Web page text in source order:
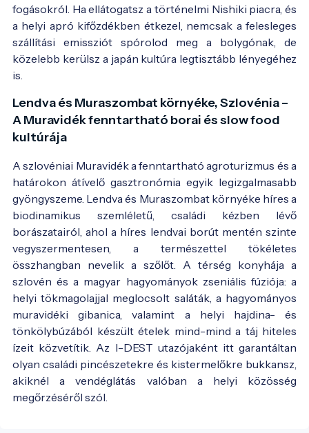
fogásokról. Ha ellátogatsz a történelmi Nishiki piacra, és
a helyi apró kifőzdékben étkezel, nemcsak a felesleges
szállítási emissziót spórolod meg a bolygónak, de
közelebb kerülsz a japán kultúra legtisztább lényegéhez
is.
Lendva és Muraszombat környéke, Szlovénia –
A Muravidék fenntartható borai és slow food
kultúrája
A szlovéniai Muravidék a fenntartható agroturizmus és a
határokon átívelő gasztronómia egyik legizgalmasabb
gyöngyszeme. Lendva és Muraszombat környéke híres a
biodinamikus szemléletű, családi kézben lévő
borászatairól, ahol a híres lendvai borút mentén szinte
vegyszermentesen, a természettel tökéletes
összhangban nevelik a szőlőt. A térség konyhája a
szlovén és a magyar hagyományok zseniális fúziója: a
helyi tökmagolajjal meglocsolt saláták, a hagyományos
muravidéki gibanica, valamint a helyi hajdina- és
tönkölybúzából készült ételek mind-mind a táj hiteles
ízeit közvetítik. Az I-DEST utazójaként itt garantáltan
olyan családi pincészetekre és kistermelőkre bukkansz,
akiknél a vendéglátás valóban a helyi közösség
megőrzéséről szól.